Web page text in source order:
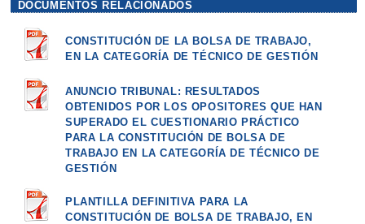
DOCUMENTOS RELACIONADOS
CONSTITUCIÓN DE LA BOLSA DE TRABAJO,
EN LA CATEGORÍA DE TÉCNICO DE GESTIÓN
ANUNCIO TRIBUNAL: RESULTADOS
OBTENIDOS POR LOS OPOSITORES QUE HAN
SUPERADO EL CUESTIONARIO PRÁCTICO
PARA LA CONSTITUCIÓN DE BOLSA DE
TRABAJO EN LA CATEGORÍA DE TÉCNICO DE
GESTIÓN
PLANTILLA DEFINITIVA PARA LA
CONSTITUCIÓN DE BOLSA DE TRABAJO, EN